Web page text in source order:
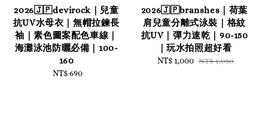
2026🇯🇵devirock｜兒童
抗UV水母衣｜無帽拉鍊長
袖｜素色圖案配色車線｜
海灘泳池防曬必備｜100-
160
Regular
NT$ 690
2026🇯🇵branshes｜荷葉
肩兒童分離式泳裝｜格紋
抗UV｜彈力速乾｜90-150
｜玩水拍照超好看
Sale
NT$ 1,000 Regular
NT$ 1,050